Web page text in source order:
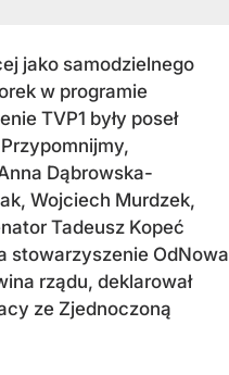
jako samodzielnego
w programie
TVP1 były poseł
Dąbrowska-
Wojciech Murdzek,
Tadeusz Kopeć
stowarzyszenie OdNowa
rządu, deklarował
ze Zjednoczoną